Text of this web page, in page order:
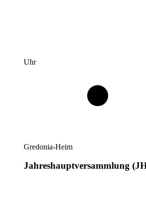
Uhr
Gredonia-Heim
Jahreshauptversammlung